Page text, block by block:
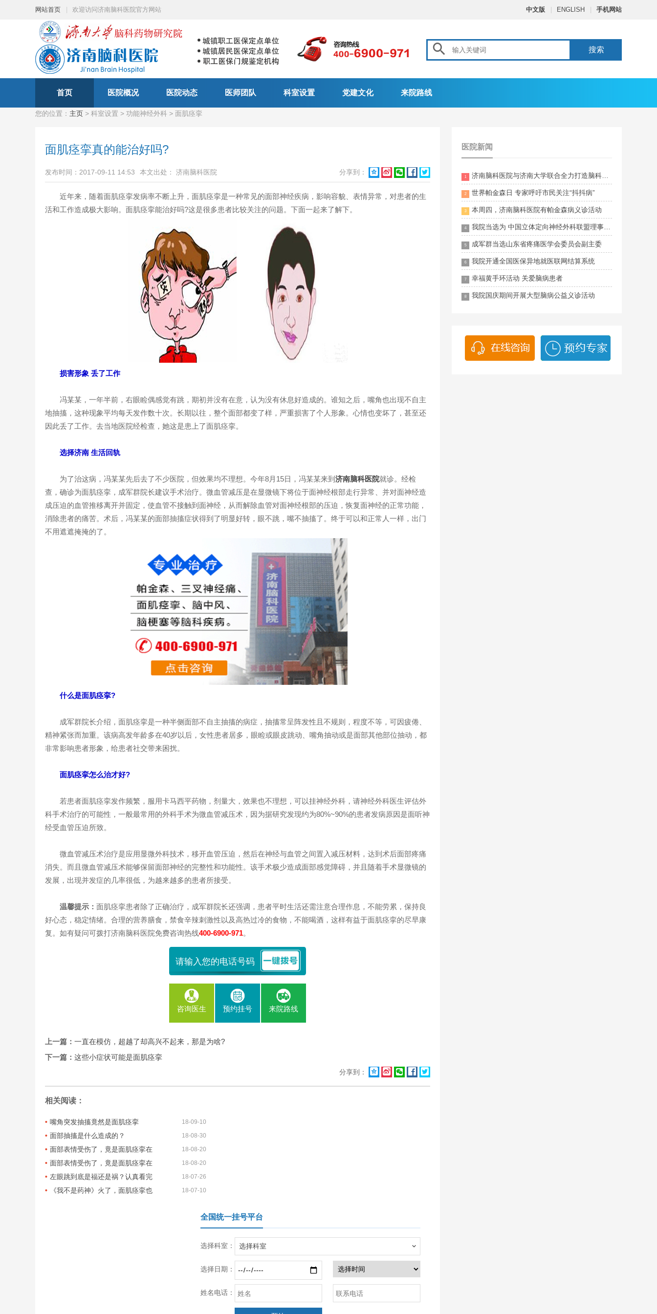
网站首页 欢迎访问济南脑科医院官方网站 中文版 ENGLISH 手机网站
 搜索
首页 医院概况 医院动态 医师团队 科室设置 党建文化 来院路线
您的位置： 主页 > 科室设置 > 功能神经外科 > 面肌痉挛
面肌痉挛真的能治好吗?
发布时间：2017-09-11 14:53 本文出处： 济南脑科医院 分享到：     
近年来，随着面肌痉挛发病率不断上升，面肌痉挛是一种常见的面部神经疾病，影响容貌、表情异常，对患者的生
活和工作造成极大影响。面肌痉挛能治好吗?这是很多患者比较关注的问题。下面一起来了解下。
损害形象 丢了工作
冯某某，一年半前，右眼睑偶感觉有跳，期初并没有在意，认为没有休息好造成的。谁知之后，嘴角也出现不自主
地抽搐，这种现象平均每天发作数十次。长期以往，整个面部都变了样，严重损害了个人形象。心情也变坏了，甚至还
因此丢了工作。去当地医院经检查，她这是患上了面肌痉挛。
选择济南 生活回轨
为了治这病，冯某某先后去了不少医院，但效果均不理想。今年8月15日，冯某某来到 济南脑科医院就诊。经检
查，确诊为面肌痉挛，成军群院长建议手术治疗。微血管减压是在显微镜下将位于面神经根部走行异常、并对面神经造
成压迫的血管推移离开并固定，使血管不接触到面神经，从而解除血管对面神经根部的压迫，恢复面神经的正常功能，
消除患者的痛苦。术后，冯某某的面部抽搐症状得到了明显好转，眼不跳，嘴不抽搐了。终于可以和正常人一样，出门
不用遮遮掩掩的了。
什么是面肌痉挛?
成军群院长介绍，面肌痉挛是一种半侧面部不自主抽搐的病症，抽搐常呈阵发性且不规则，程度不等，可因疲倦、
精神紧张而加重。该病高发年龄多在40岁以后，女性患者居多，眼睑或眼皮跳动、嘴角抽动或是面部其他部位抽动，都
非常影响患者形象，给患者社交带来困扰。
面肌痉挛怎么治才好?
若患者面肌痉挛发作频繁，服用卡马西平药物，剂量大，效果也不理想，可以挂神经外科，请神经外科医生评估外
科手术治疗的可能性，一般最常用的外科手术为微血管减压术，因为据研究发现约为80%~90%的患者发病原因是面听神
经受血管压迫所致。
微血管减压术治疗是应用显微外科技术，移开血管压迫，然后在神经与血管之间置入减压材料，达到术后面部疼痛
消失。而且微血管减压术能够保留面部神经的完整性和功能性。该手术极少造成面部感觉障碍，并且随着手术显微镜的
发展，出现并发症的几率很低，为越来越多的患者所接受。
温馨提示： 面肌痉挛患者除了正确治疗，成军群院长还强调，患者平时生活还需注意合理作息，不能劳累，保持良
好心态，稳定情绪。合理的营养膳食，禁食辛辣刺激性以及高热过冷的食物，不能喝酒，这样有益于面肌痉挛的尽早康
复。如有疑问可拨打济南脑科医院免费咨询热线400-6900-971。
咨询医生 预约挂号 来院路线
上一篇： 一直在模仿，超越了却高兴不起来，那是为啥?
下一篇： 这些小症状可能是面肌痉挛
分享到：     
相关阅读：
嘴角突发抽搐竟然是面肌痉挛 18-09-10
面部抽搐是什么造成的？ 18-08-30
面部表情受伤了，竟是面肌痉挛在 18-08-20
面部表情受伤了，竟是面肌痉挛在 18-08-20
左眼跳到底是福还是祸？认真看完 18-07-26
《我不是药神》火了，面肌痉挛也 18-07-10
全国统一挂号平台
选择科室： 选择科室 
选择日期：
姓名电话：
医院新闻
1 济南脑科医院与济南大学联合全力打造脑科领药
2 世界帕金森日 专家呼吁市民关注“抖抖病”
3 本周四，济南脑科医院有帕金森病义诊活动
4 我院当选为 中国立体定向神经外科联盟理事单位
5 成军群当选山东省疼痛医学会委员会副主委
6 我院开通全国医保异地就医联网结算系统
7 幸福黄手环活动 关爱脑病患者
8 我院国庆期间开展大型脑病公益义诊活动